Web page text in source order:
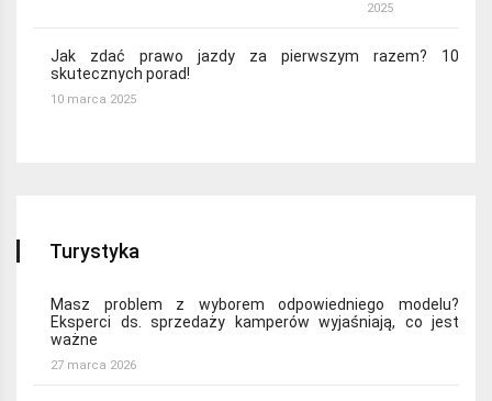
2025
Jak zdać prawo jazdy za pierwszym razem? 10
skutecznych porad!
10 marca 2025
Turystyka
Masz problem z wyborem odpowiedniego modelu?
Eksperci ds. sprzedaży kamperów wyjaśniają, co jest
ważne
27 marca 2026